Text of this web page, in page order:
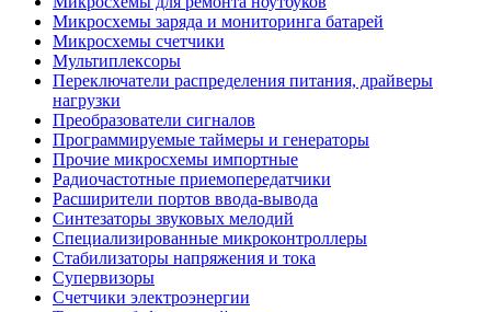
Микросхемы заряда и мониторинга батарей
Микросхемы счетчики
Мультиплексоры
Переключатели распределения питания, драйверы
нагрузки
Преобразователи сигналов
Программируемые таймеры и генераторы
Прочие микросхемы импортные
Радиочастотные приемопередатчики
Расширители портов ввода-вывода
Синтезаторы звуковых мелодий
Специализированные микроконтроллеры
Стабилизаторы напряжения и тока
Супервизоры
Счетчики электроэнергии